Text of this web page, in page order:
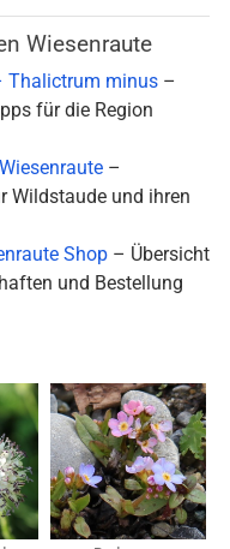
Wiesenraute
Thalictrum minus –
für die Region
–
Wildstaude und ihren
Shop – Übersicht
und Bestellung